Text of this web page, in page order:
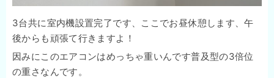
3台共に室内機設置完了です、ここでお昼休憩します、午
後からも頑張て行きますよ！
因みにこのエアコンはめっちゃ重いんです普及型の3倍位
の重さなんです。